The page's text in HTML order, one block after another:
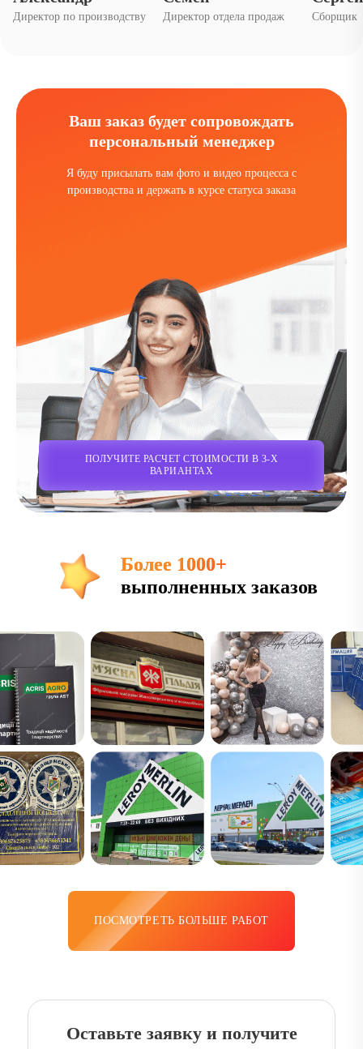
Директор по производству Директор отдела продаж Сборщик
Ваш заказ будет сопровождать
персональный менеджер
Я буду присылать вам фото и видео процесса с
производства и держать в курсе статуса заказа
ПОЛУЧИТЕ РАСЧЕТ СТОИМОСТИ В 3-Х
ВАРИАНТАХ
Более 1000+
выполненных заказов
ПОСМОТРЕТЬ БОЛЬШЕ РАБОТ
Оставьте заявку и получите